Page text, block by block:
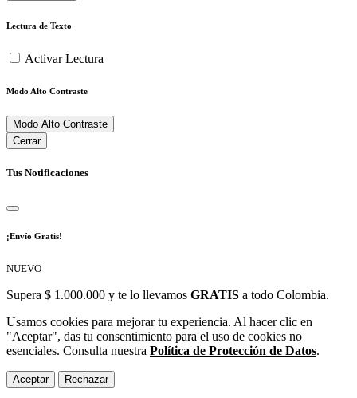
Lectura de Texto
Activar Lectura
Modo Alto Contraste
Modo Alto Contraste
Cerrar
Tus Notificaciones
¡Envío Gratis!
NUEVO
Supera $ 1.000.000 y te lo llevamos GRATIS a todo Colombia.
Usamos cookies para mejorar tu experiencia. Al hacer clic en
"Aceptar", das tu consentimiento para el uso de cookies no
esenciales. Consulta nuestra Política de Protección de Datos.
Aceptar Rechazar